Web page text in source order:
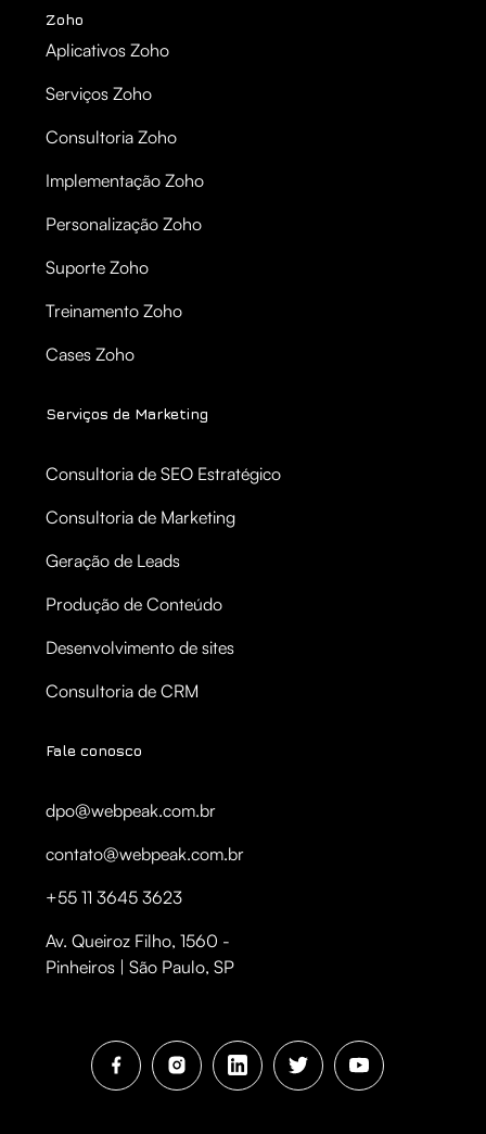
Zoho
Aplicativos Zoho
Serviços Zoho
Consultoria Zoho
Implementação Zoho
Personalização Zoho
Suporte Zoho
Treinamento Zoho
Cases Zoho
Serviços de Marketing
Consultoria de SEO Estratégico
Consultoria de Marketing
Geração de Leads
Produção de Conteúdo
Desenvolvimento de sites
Consultoria de CRM
Fale conosco
dpo@webpeak.com.br
contato@webpeak.com.br
+55 11 3645 3623
Av. Queiroz Filho, 1560 -
Pinheiros | São Paulo, SP